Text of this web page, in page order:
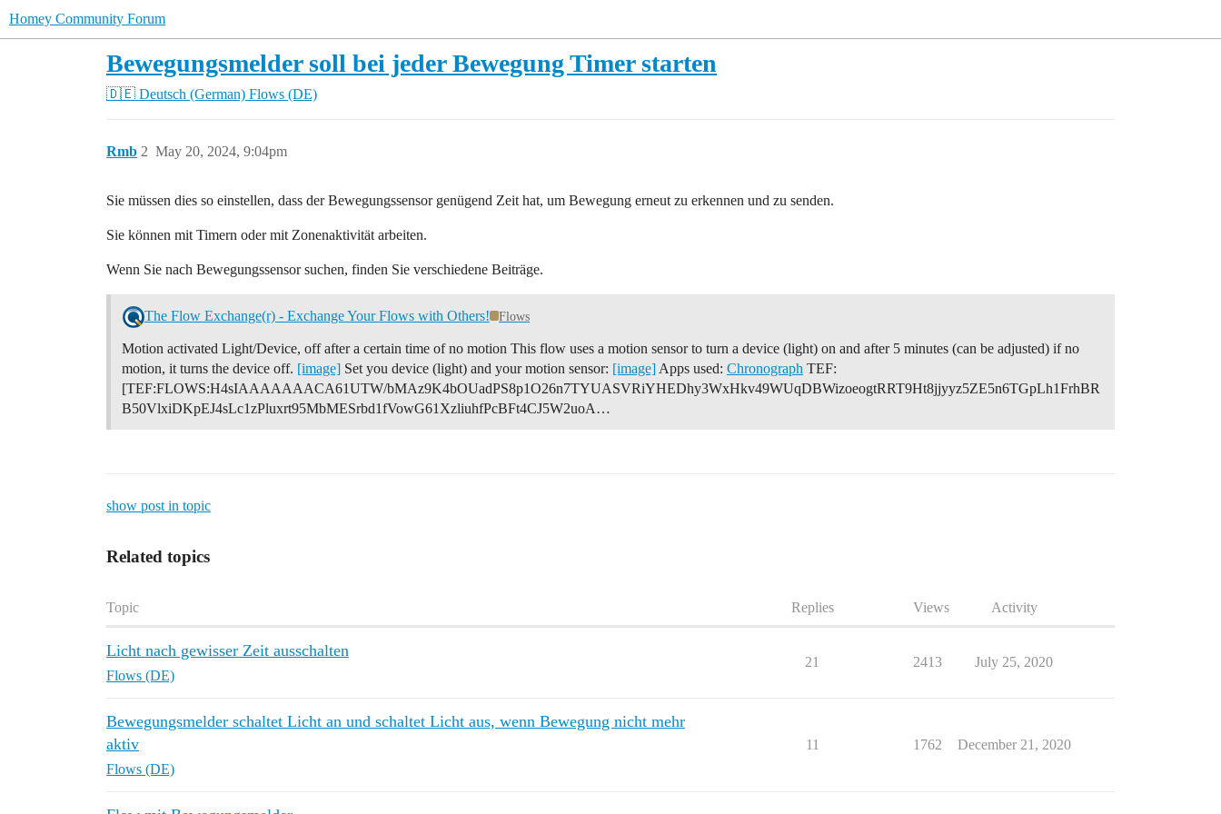
Homey Community Forum
Bewegungsmelder soll bei jeder Bewegung Timer starten
🇩🇪 Deutsch (German) Flows (DE)
Rmb May 20, 2024, 9:04pm
2
Sie müssen dies so einstellen, dass der Bewegungssensor genügend Zeit hat, um Bewegung erneut zu erkennen und zu senden.
Sie können mit Timern oder mit Zonenaktivität arbeiten.
Wenn Sie nach Bewegungssensor suchen, finden Sie verschiedene Beiträge.
The Flow Exchange(r) - Exchange Your Flows with Others! Flows
Motion activated Light/Device, off after a certain time of no motion This flow uses a motion sensor to turn a device (light) on and after 5 minutes (can be adjusted) if no
motion, it turns the device off. [image] Set you device (light) and your motion sensor: [image] Apps used: Chronograph TEF:
[TEF:FLOWS:H4sIAAAAAAACA61UTW/bMAz9K4bOUadPS8p1O26n7TYUASVRiYHEDhy3WxHkv49WUqDBWizoeogtRRT9Ht8jjyyz5ZE5n6TGpLh1FrhBR
B50VlxiDKpEJ4sLc1zPluxrt95MbMESrbd1fVowG61XzliuhfPcBFt4CJ5W2uoA…
show post in topic
Related topics
Topic Replies Views Activity
Licht nach gewisser Zeit ausschalten
Flows (DE)
21 2413 July 25, 2020
Bewegungsmelder schaltet Licht an und schaltet Licht aus, wenn Bewegung nicht mehr
aktiv
Flows (DE)
11 1762 December 21, 2020